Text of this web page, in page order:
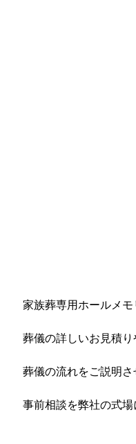
家族葬専用ホールメ
葬儀の詳しいお見積り
葬儀の流れをご説明さ
事前相談を弊社の式場